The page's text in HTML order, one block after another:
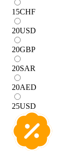
15CHF
20USD
20GBP
20SAR
20AED
25USD